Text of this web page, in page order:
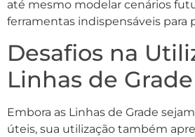
até mesmo modelar cenários
ferramentas indispensáveis para
Desafios na
Linhas de Grade
Embora as Linhas de Grade
úteis, sua utilização também